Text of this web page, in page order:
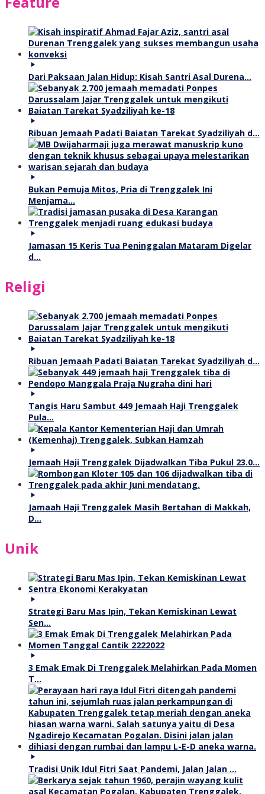
Dari Paksaan Jalan Hidup: Kisah Santri Asal Durena…
Ribuan Jemaah Padati Baiatan Tarekat Syadziliyah d…
Bukan Pemuja Mitos, Pria di Trenggalek Ini
Menjama…
Jamasan 15 Keris Tua Peninggalan Mataram Digelar
d…
Religi
Ribuan Jemaah Padati Baiatan Tarekat Syadziliyah d…
Tangis Haru Sambut 449 Jemaah Haji Trenggalek
Pula…
Jemaah Haji Trenggalek Dijadwalkan Tiba Pukul 23.0…
Jamaah Haji Trenggalek Masih Bertahan di Makkah,
D…
Unik
Strategi Baru Mas Ipin, Tekan Kemiskinan Lewat
Sen…
3 Emak Emak Di Trenggalek Melahirkan Pada Momen
T…
Tradisi Unik Idul Fitri Saat Pandemi, Jalan Jalan …